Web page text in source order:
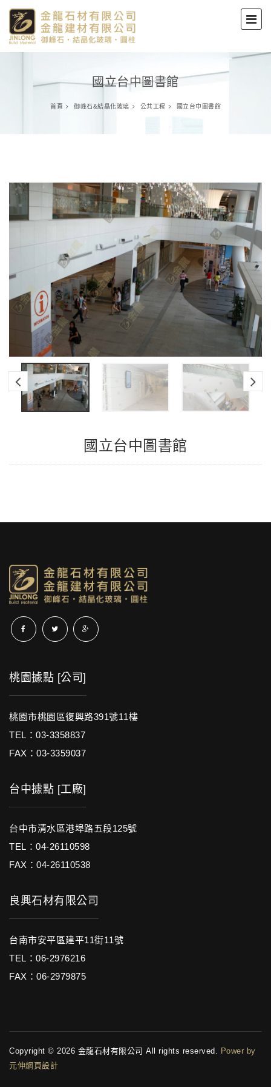
國立台中圖書館
首頁 御峰石&結晶化玻璃 公共工程 國立台中圖書館
國立台中圖書館
桃園據點 [公司]
桃園市桃園區復興路391號11樓
TEL：03-3358837
FAX：03-3359037
台中據點 [工廠]
台中市清水區港埠路五段125號
TEL：04-26110598
FAX：04-26110538
良興石材有限公司
台南市安平區建平11街11號
TEL：06-2976216
FAX：06-2979875
Copyright © 2026 金龍石材有限公司 All rights reserved. Power by
元伸網頁設計